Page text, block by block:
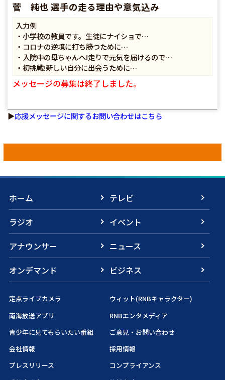
菅 純也 選手の走る理由や意気込み
入力例
・小学校の教員です。生徒にナイショで…
・コロナの逆境に打ち勝つために…
・入院中の母ちゃんへ!走りで元気を届けるので…
・初挑戦!新しい自分に出会うために…
メッセージの募集は終了しました。
▶応援メッセージに関するお問い合わせはこちら
ホーム
テレビ
ラジオ
イベント
アナウンサー
ニュース
オンデマンド
ビジネス
定点ライブカメラ
ウィット(RNBキャラクター)
南海放送アプリ
RNBエンタメディア
青少年に見てもらいたい番組
ご意見・お問い合わせ
会社情報
採用情報
プレスリリース
コンプライアンス